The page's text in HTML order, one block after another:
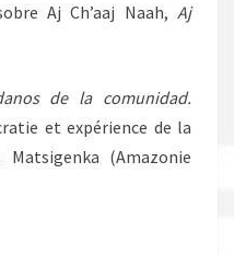
Aj Ch’aaj Naah, Aj
de la comunidad.
et expérience de la
(Amazonie